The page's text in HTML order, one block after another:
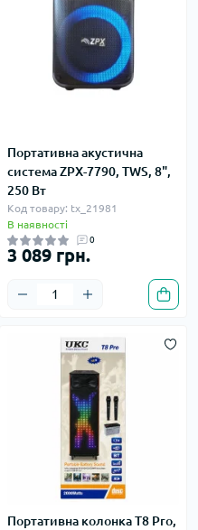
Портативна акустична
система ZPX-7790, TWS, 8",
250 Вт
Код товару: tx_21981
В наявності
0
3 089 грн.
Портативна колонка T8 Pro,